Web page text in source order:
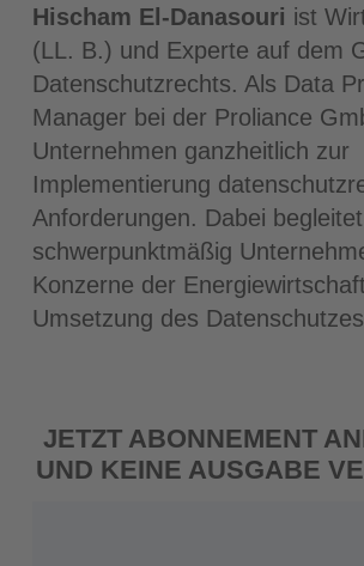
Hischam El-Danasouri ist
(LL. B.) und Experte auf dem
Datenschutzrechts. Als Data
Manager bei der Proliance
Unternehmen ganzheitlich zur
Implementierung
Anforderungen. Dabei
schwerpunktmäßig
Konzerne der
Umsetzung des
JETZT ABONNEMENT
UND KEINE AUSGABE